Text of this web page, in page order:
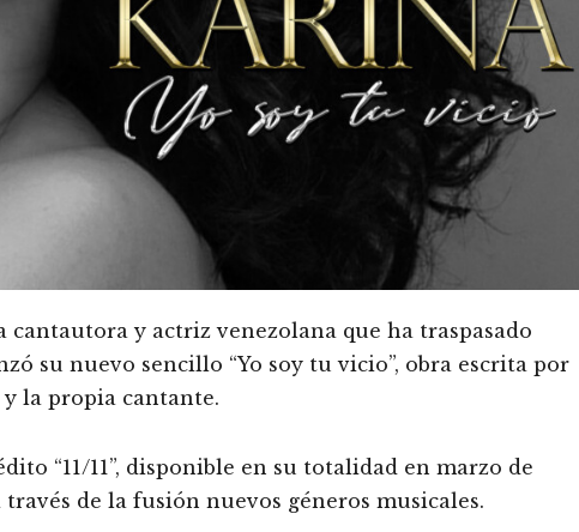
cantautora y actriz venezolana que ha traspasado
su nuevo sencillo “Yo soy tu vicio”, obra escrita por
la propia cantante.
“11/11”, disponible en su totalidad en marzo de
de la fusión nuevos géneros musicales.